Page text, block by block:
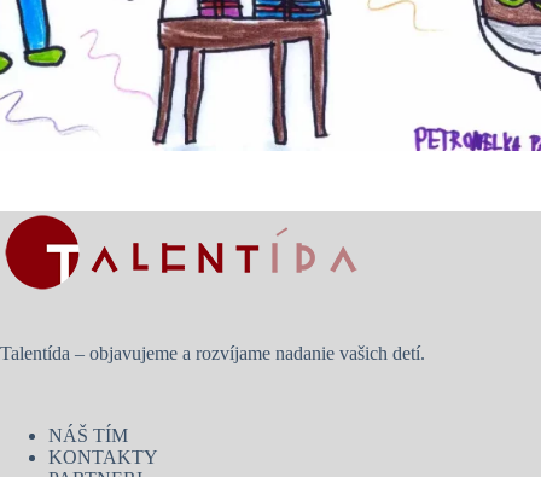
Talentída – objavujeme a rozvíjame nadanie vašich detí.
NÁŠ TÍM
KONTAKTY